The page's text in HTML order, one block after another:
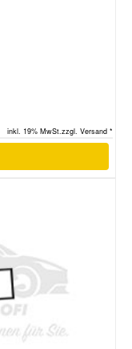
inkl. 19% MwSt.zzgl. Versand *